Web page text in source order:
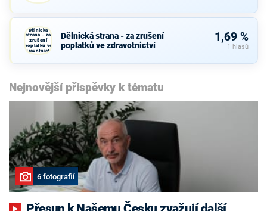
Dělnická
strana - za
zrušení
poplatků ve
zdravotnictví
Dělnická strana - za zrušení
poplatků ve zdravotnictví
1,69 %
1 hlasů
Nejnovější příspěvky k tématu
6 fotografií